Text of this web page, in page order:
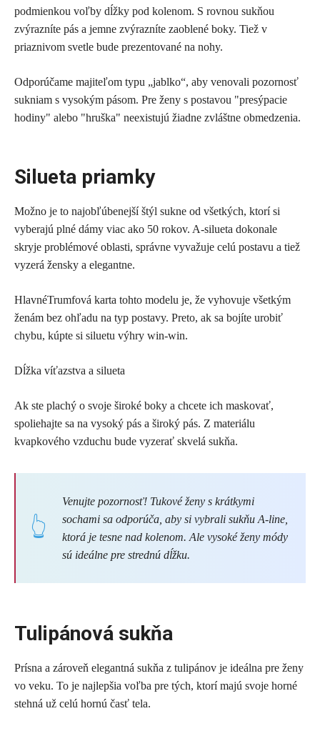
podmienkou voľby dĺžky pod kolenom. S rovnou sukňou
zvýrazníte pás a jemne zvýrazníte zaoblené boky. Tiež v
priaznivom svetle bude prezentované na nohy.
Odporúčame majiteľom typu „jablko“, aby venovali pozornosť
sukniam s vysokým pásom. Pre ženy s postavou "presýpacie
hodiny" alebo "hruška" neexistujú žiadne zvláštne obmedzenia.
Silueta priamky
Možno je to najobľúbenejší štýl sukne od všetkých, ktorí si
vyberajú plné dámy viac ako 50 rokov. A-silueta dokonale
skryje problémové oblasti, správne vyvažuje celú postavu a tiež
vyzerá žensky a elegantne.
HlavnéTrumfová karta tohto modelu je, že vyhovuje všetkým
ženám bez ohľadu na typ postavy. Preto, ak sa bojíte urobiť
chybu, kúpte si siluetu výhry win-win.
Dĺžka víťazstva a silueta
Ak ste plachý o svoje široké boky a chcete ich maskovať,
spoliehajte sa na vysoký pás a široký pás. Z materiálu
kvapkového vzduchu bude vyzerať skvelá sukňa.
Venujte pozornosť! Tukové ženy s krátkymi
sochami sa odporúča, aby si vybrali sukňu A-line,
ktorá je tesne nad kolenom. Ale vysoké ženy módy
sú ideálne pre strednú dĺžku.
Tulipánová sukňa
Prísna a zároveň elegantná sukňa z tulipánov je ideálna pre ženy
vo veku. To je najlepšia voľba pre tých, ktorí majú svoje horné
stehná už celú hornú časť tela.